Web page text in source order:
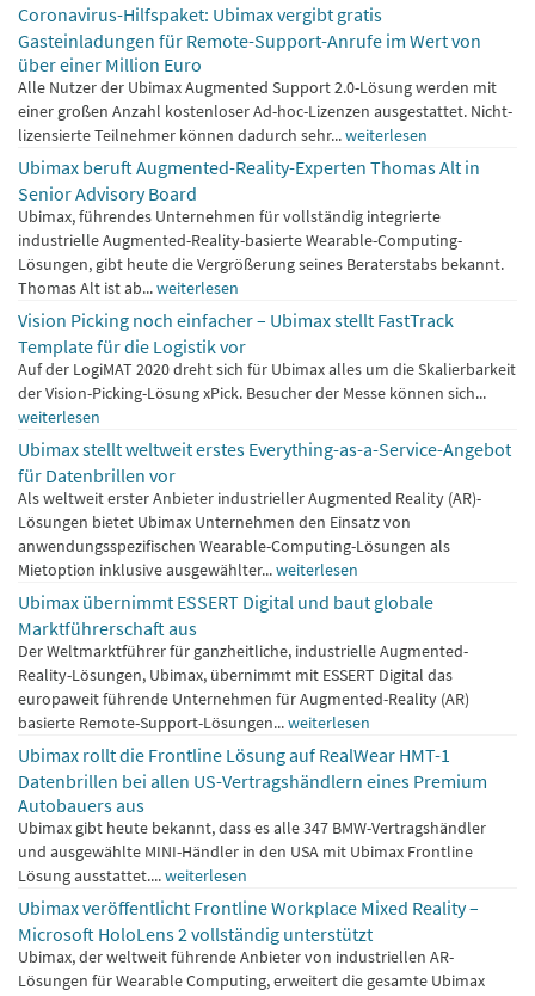
Coronavirus-Hilfspaket: Ubimax vergibt gratis
Gasteinladungen für Remote-Support-Anrufe im Wert von
über einer Million Euro
Alle Nutzer der Ubimax Augmented Support 2.0-Lösung werden mit
einer großen Anzahl kostenloser Ad-hoc-Lizenzen ausgestattet. Nicht-
lizensierte Teilnehmer können dadurch sehr...weiterlesen
Ubimax beruft Augmented-Reality-Experten Thomas Alt in
Senior Advisory Board
Ubimax, führendes Unternehmen für vollständig integrierte
industrielle Augmented-Reality-basierte Wearable-Computing-
Lösungen, gibt heute die Vergrößerung seines Beraterstabs bekannt.
Thomas Alt ist ab...weiterlesen
Vision Picking noch einfacher – Ubimax stellt FastTrack
Template für die Logistik vor
Auf der LogiMAT 2020 dreht sich für Ubimax alles um die Skalierbarkeit
der Vision-Picking-Lösung xPick. Besucher der Messe können sich...
weiterlesen
Ubimax stellt weltweit erstes Everything-as-a-Service-Angebot
für Datenbrillen vor
Als weltweit erster Anbieter industrieller Augmented Reality (AR)-
Lösungen bietet Ubimax Unternehmen den Einsatz von
anwendungsspezifischen Wearable-Computing-Lösungen als
Mietoption inklusive ausgewählter...weiterlesen
Ubimax übernimmt ESSERT Digital und baut globale
Marktführerschaft aus
Der Weltmarktführer für ganzheitliche, industrielle Augmented-
Reality-Lösungen, Ubimax, übernimmt mit ESSERT Digital das
europaweit führende Unternehmen für Augmented-Reality (AR)
basierte Remote-Support-Lösungen...weiterlesen
Ubimax rollt die Frontline Lösung auf RealWear HMT-1
Datenbrillen bei allen US-Vertragshändlern eines Premium
Autobauers aus
Ubimax gibt heute bekannt, dass es alle 347 BMW-Vertragshändler
und ausgewählte MINI-Händler in den USA mit Ubimax Frontline
Lösung ausstattet....weiterlesen
Ubimax veröffentlicht Frontline Workplace Mixed Reality –
Microsoft HoloLens 2 vollständig unterstützt
Ubimax, der weltweit führende Anbieter von industriellen AR-
Lösungen für Wearable Computing, erweitert die gesamte Ubimax